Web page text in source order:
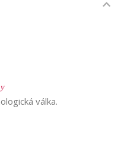
válka.